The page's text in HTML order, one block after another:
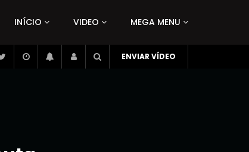
INÍCIO VIDEO MEGA MENU
ENVIAR VÍDEO